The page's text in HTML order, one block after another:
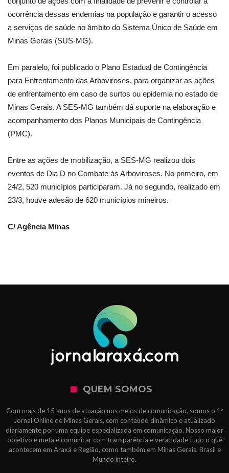
ocorrência dessas endemias na população e garantir o acesso
a serviços de saúde no âmbito do Sistema Único de Saúde em
Minas Gerais (SUS-MG).
Em paralelo, foi publicado o Plano Estadual de Contingência
para Enfrentamento das Arboviroses, para organizar as ações
de enfrentamento em caso de surtos ou epidemia no estado de
Minas Gerais. A SES-MG também dá suporte na elaboração e
acompanhamento dos Planos Municipais de Contingência
(PMC).
Entre as ações de mobilização, a SES-MG realizou dois
eventos de Dia D no Combate às Arboviroses. No primeiro, em
24/2, 520 municípios participaram. Já no segundo, realizado em
23/3, houve adesão de 620 municípios mineiros.
C/ Agência Minas
QUEM SOMOS
Com mais de 15 anos de atuação nos meios de comunicação, somos o 1º
Jornal Online de Minas Gerais, com conteúdo dinâmico e atualizado
diariamente por uma equipe especializada em comunicação. Nosso maior
objetivo e meta é comunicar com transparência e veracidade tudo o quê
acontecem em Araxá e Região, como também em Minas Gerais, Brasil e
Mundo inteiro.